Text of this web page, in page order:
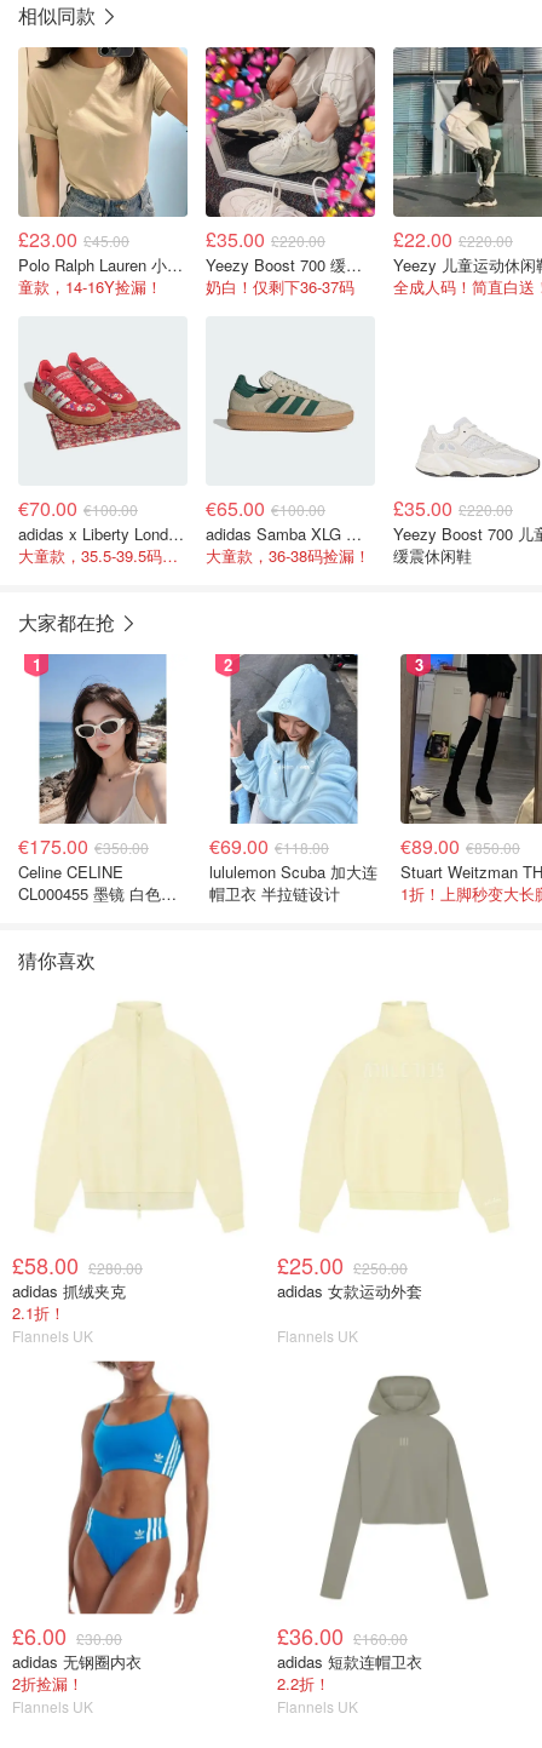
相似同款
£23.00 £45.00
Polo Ralph Lauren 小马T恤
童款，14-16Y捡漏！
£35.00 £220.00
Yeezy Boost 700 缓震休闲鞋
奶白！仅剩下36-37码
£22.00 £220.00
Yeezy 儿童运动休闲
全成人码！简直白送
€70.00 €100.00
adidas x Liberty London 联名款Spezial
大童款，35.5-39.5码捡漏！
€65.00 €100.00
adidas Samba XLG 德训鞋
大童款，36-38码捡漏！
£35.00 £220.00
Yeezy Boost 700 儿童
缓震休闲鞋
大家都在抢
1
€175.00 €350.00
Celine CELINE
CL000455 墨镜 白色黑
2
€69.00 €118.00
lululemon Scuba 加大连
帽卫衣 半拉链设计
3
€89.00 €850.00
1折！上脚秒变大长
猜你喜欢
£58.00 £280.00
adidas 抓绒夹克
2.1折！
Flannels UK
£25.00 £250.00
adidas 女款运动外套
Flannels UK
£6.00 £30.00
adidas 无钢圈内衣
2折捡漏！
Flannels UK
£36.00 £160.00
adidas 短款连帽卫衣
2.2折！
Flannels UK